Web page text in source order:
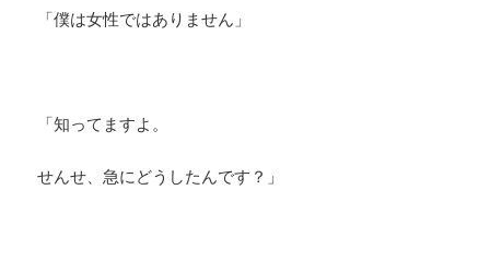
「僕は女性ではありません」
「知ってますよ。
せんせ、急にどうしたんです？」